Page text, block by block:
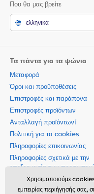
Που θα μας βρείτε
ελληνικά
Τα πάντα για τα ψώνια
Μεταφορά
Όροι και προϋποθέσεις
Επιστροφές και παράπονα
Επιστροφές προϊόντων
Ανταλλαγή προϊόντωνí
Πολιτική για τα cookies
Πληροφορίες επικοινωνίας
Πληροφορίες σχετικά με την
επεξεργασία των
δεδομένων
Σχετικά με την εταιρεία μας
Χρησιμοποιούμε cookies
εμπειρίας περιήγησής σας,